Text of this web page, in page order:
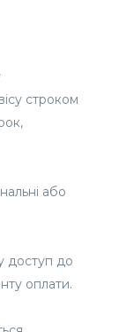
строком
або
доступ до
оплати.